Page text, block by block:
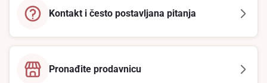
Kontakt i često postavljana pitanja
Pronađite prodavnicu